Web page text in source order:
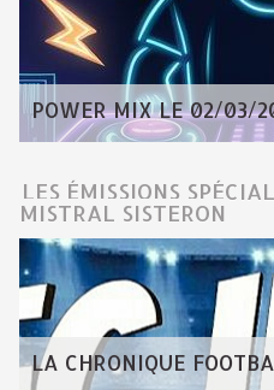
POWER MIX LE 02/03/
LES ÉMISSIONS
MISTRAL SISTERON
LA CHRONIQUE